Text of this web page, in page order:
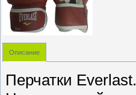
Описание
Перчатки Everlast.